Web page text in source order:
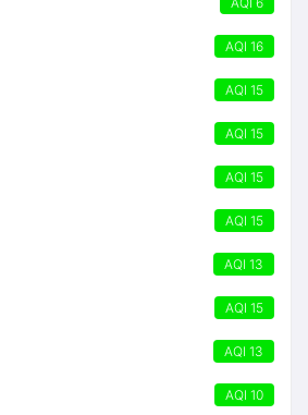
AQI 16
AQI 15
AQI 15
AQI 15
AQI 15
AQI 13
AQI 15
AQI 13
AQI 10